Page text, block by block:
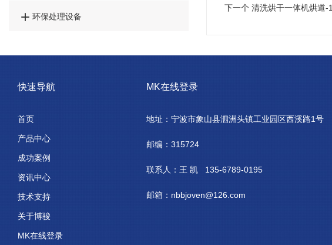
 环保处理设备
下一个 清洗烘干一体机烘道-1
快速导航
首页
产品中心
成功案例
资讯中心
技术支持
关于博骏
MK在线登录
MK在线登录
地址：宁波市象山县泗洲头镇工业园区西溪路1号
邮编：315724
联系人：王 凯 135-6789-0195
邮箱：nbbjoven@126.com